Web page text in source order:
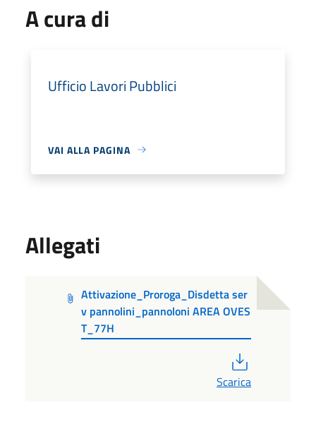
A cura di
Ufficio Lavori Pubblici
VAI ALLA PAGINA
Allegati
Attivazione_Proroga_Disdetta ser
v pannolini_pannoloni AREA OVES
T_77H
Scarica